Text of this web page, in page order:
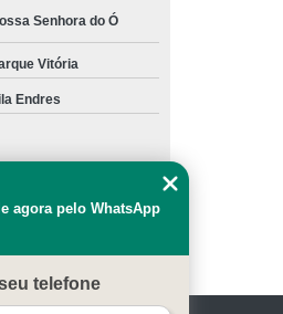
Piscina Verde
Piscina
para Piscina
Piscina Fibra
Piscina
Piscina
Senhora do Ó
Vitória
Endres
Penal –
agora pelo WhatsApp
telefone